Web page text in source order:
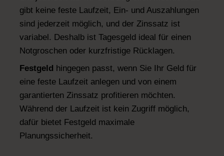
gibt keine feste Laufzeit, Ein- und Auszahlungen
sind jederzeit möglich, und der Zinssatz ist
variabel. Deshalb ist Tagesgeld ideal für einen
Notgroschen oder kurzfristige Rücklagen.
Festgeld hingegen passt, wenn Sie Ihr Geld für
eine feste Laufzeit anlegen und von einem
garantierten Zinssatz profitieren möchten.
Während der Laufzeit ist kein Zugriff möglich,
dafür bietet Festgeld maximale
Planungssicherheit.